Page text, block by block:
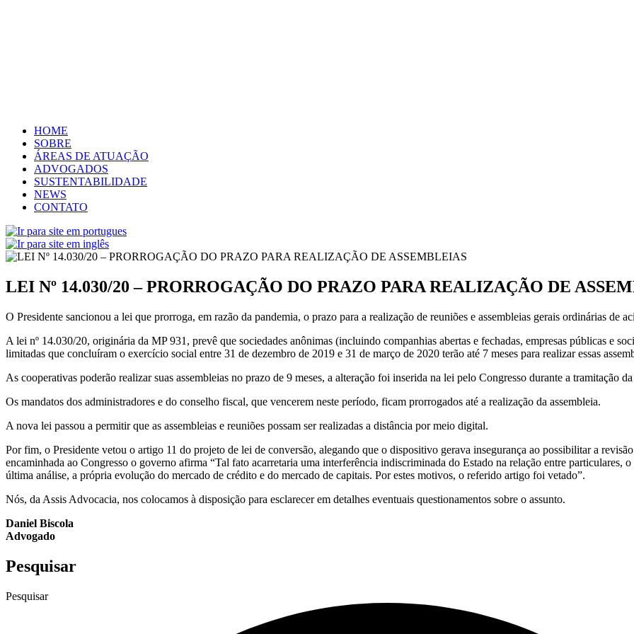
HOME
SOBRE
ÁREAS DE ATUAÇÃO
ADVOGADOS
SUSTENTABILIDADE
NEWS
CONTATO
LEI Nº 14.030/20 – PRORROGAÇÃO DO PRAZO PARA REALIZAÇÃO DE
O Presidente sancionou a lei que prorroga, em razão da pandemia, o prazo para a realização de reuniões e assembleias gerais ordinárias de
A lei nº 14.030/20, originária da MP 931, prevê que sociedades anônimas (incluindo companhias abertas e fechadas, empresas públicas e
limitadas que concluíram o exercício social entre 31 de dezembro de 2019 e 31 de março de 2020 terão até 7 meses para realizar essas
As cooperativas poderão realizar suas assembleias no prazo de 9 meses, a alteração foi inserida na lei pelo Congresso durante a tramitação
Os mandatos dos administradores e do conselho fiscal, que vencerem neste período, ficam prorrogados até a realização da assembleia.
A nova lei passou a permitir que as assembleias e reuniões possam ser realizadas a distância por meio digital.
Por fim, o Presidente vetou o artigo 11 do projeto de lei de conversão, alegando que o dispositivo gerava insegurança ao possibilitar a
encaminhada ao Congresso o governo afirma “Tal fato acarretaria uma interferência indiscriminada do Estado na relação entre particulares,
última análise, a própria evolução do mercado de crédito e do mercado de capitais. Por estes motivos, o referido artigo foi vetado”.
Nós, da Assis Advocacia, nos colocamos à disposição para esclarecer em detalhes eventuais questionamentos sobre o assunto.
Daniel Biscola
Advogado
Pesquisar
Pesquisar